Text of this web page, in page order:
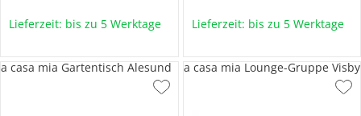
Lieferzeit: bis zu 5 Werktage Lieferzeit: bis zu 5 Werktage
a casa mia Gartentisch Alesund a casa mia Lounge-Gruppe Visby